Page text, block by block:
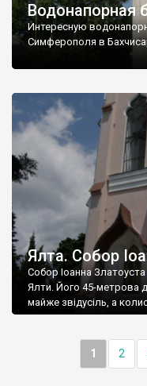
Водонапорная
Интересную
Симферополя в
Ялта. Собор
Собор Іоанна
Ялти. Його 45-метрова
майже звідусіль, а
1 2